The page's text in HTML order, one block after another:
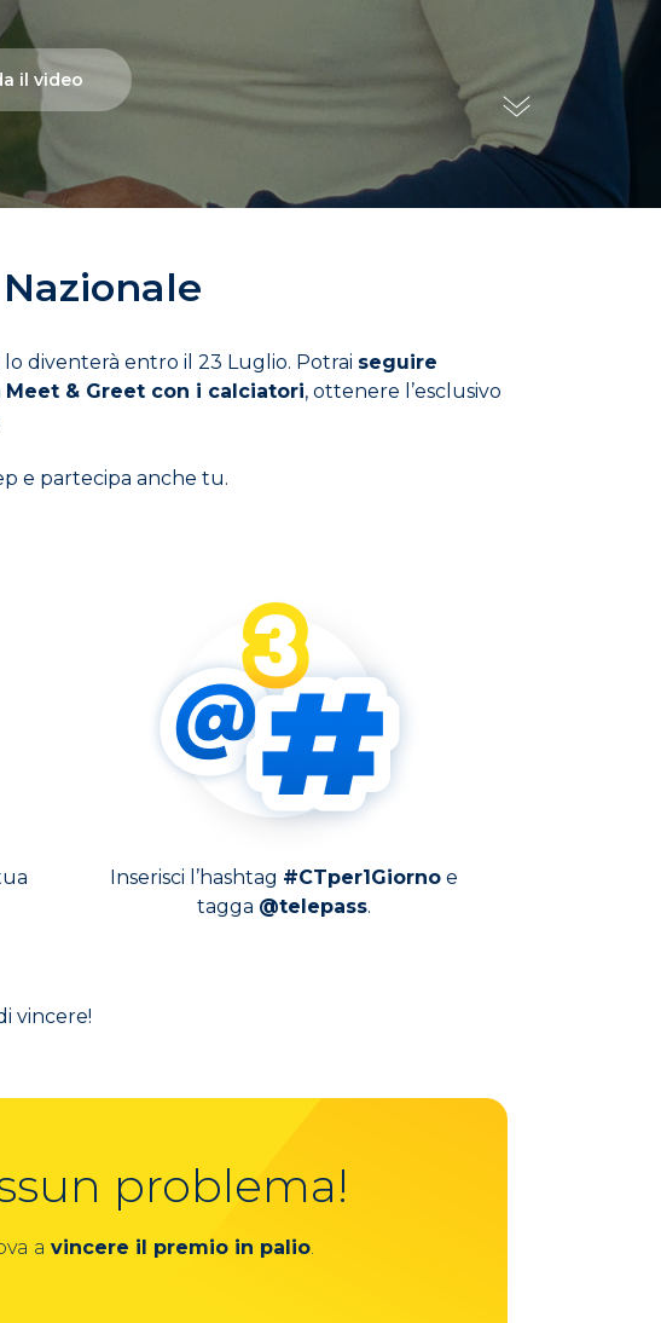
il video
diventerà entro il 23 Luglio. Potrai seguire
Meet & Greet con i calciatori, ottenere l’esclusivo
e partecipa anche tu.
Inserisci l’hashtag #CTper1Giorno e
tagga @telepass.
vincere!
problema!
a vincere il premio in palio.